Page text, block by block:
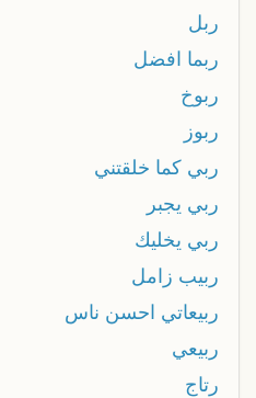
ربل
ربما افضل
ربوخ
ربوز
ربي كما خلقتني
ربي يجبر
ربي يخليك
ربيب زامل
ربيعاتي احسن ناس
ربيعي
رتاج